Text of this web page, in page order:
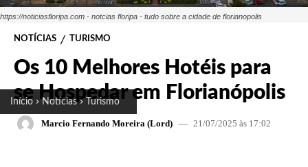
Início Notícias Turismo
https://noticiasfloripa.com - notcias floripa - tudo sobre a cidade de florianopolis
NOTÍCIAS TURISMO
Os 10 Melhores Hotéis para
se Hospedar em Florianópolis
Marcio Fernando Moreira (Lord) 21/07/2025 às 17:02